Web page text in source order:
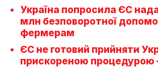
Україна попросила ЄС
млн безповоротної
фермерам
ЄС не готовий прийняти
прискореною процедурою